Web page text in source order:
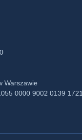
Warszawie
0000 9002 0139 1721